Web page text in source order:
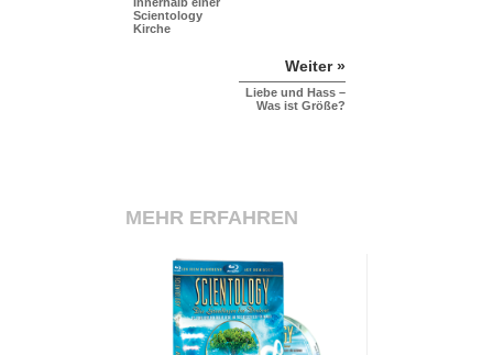
Scientology
Kirche
Weiter »
Liebe und Hass –
Was ist Größe?
MEHR ERFAHREN